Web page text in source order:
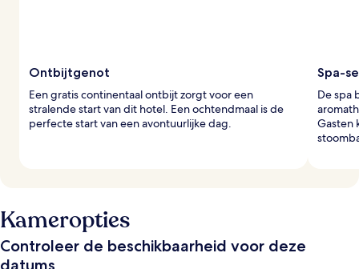
Ontbijtgenot
Een gratis continentaal ontbijt zorgt voor een
stralende start van dit hotel. Een ochtendmaal is de
perfecte start van een avontuurlijke dag.
Spa-
De spa
Gasten
Kameropties
Controleer de beschikbaarheid voor deze
datums